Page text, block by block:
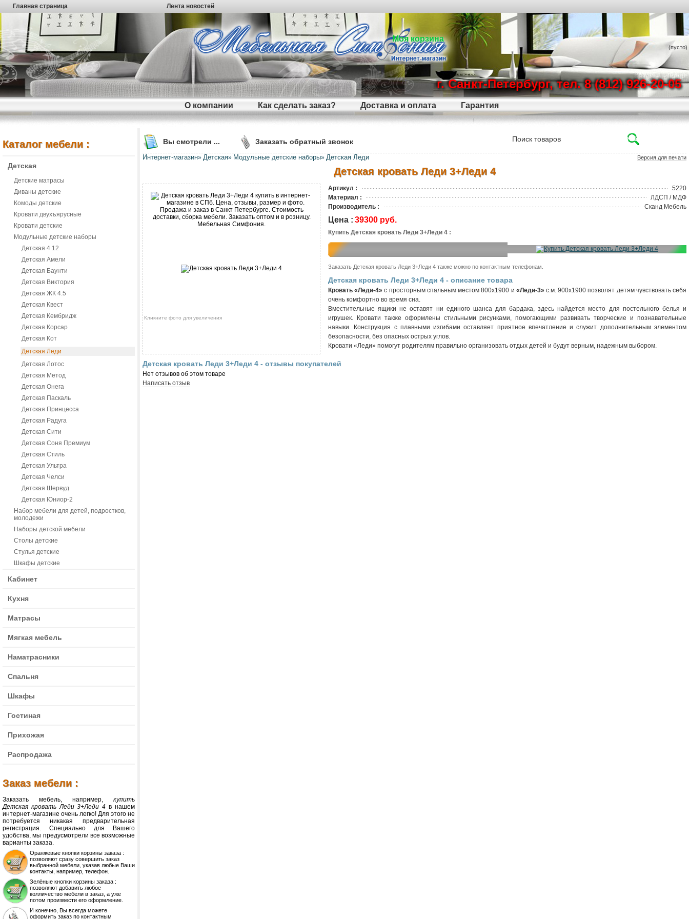
Главная страница Лента новостей
Моя корзина
(пусто)
г. Санкт-Петербург, тел. 8 (812) 926-20-05
О компании Как сделать заказ? Доставка и оплата Гарантия
Каталог мебели :
Детская
Детские матрасы
Диваны детские
Комоды детские
Кровати двухъярусные
Кровати детские
Модульные детские наборы
Детская 4.12
Детская Амели
Детская Баунти
Детская Виктория
Детская ЖК 4.5
Детская Квест
Детская Кембридж
Детская Корсар
Детская Кот
Детская Леди
Детская Лотос
Детская Метод
Детская Онега
Детская Паскаль
Детская Принцесса
Детская Радуга
Детская Сити
Детская Соня Премиум
Детская Стиль
Детская Ультра
Детская Челси
Детская Шервуд
Детская Юниор-2
Набор мебели для детей, подростков,
молодежи
Наборы детской мебели
Столы детские
Стулья детские
Шкафы детские
Кабинет
Кухня
Матрасы
Мягкая мебель
Наматрасники
Спальня
Шкафы
Гостиная
Прихожая
Распродажа
Заказ мебели :
Заказать мебель, например, купить
Детская кровать Леди 3+Леди 4 в нашем
интернет-магазине очень легко! Для этого не
потребуется никакая предварительная
регистрация. Специально для Вашего
удобства, мы предусмотрели все возможные
варианты заказа.
Оранжевые кнопки корзины заказа :
позволяют сразу совершить заказ
выбранной мебели, указав любые Ваши
контакты, например, телефон.
Зелёные кнопки корзины заказа :
позволяют добавить любое
колличество мебели в заказ, а уже
потом произвести его оформление.
И конечно, Вы всегда можете
оформить заказ по контактным
Вы смотрели ... Заказать обратный звонок
Интернет-магазин» Детская» Модульные детские наборы» Детская Леди Версия для печати
Детская кровать Леди 3+Леди 4
Кликните фото для увеличения
Артикул :
5220
Материал :
ЛДСП / МДФ
Производитель :
Сканд Мебель
Цена : 39300 руб.
Купить Детская кровать Леди 3+Леди 4 :
Заказать Детская кровать Леди 3+Леди 4 также можно по контактным телефонам.
Детская кровать Леди 3+Леди 4 - описание товара
Кровать «Леди-4» с просторным спальным местом 800х1900 и «Леди-3» с.м. 900х1900 позволят детям чувствовать себя
очень комфортно во время сна.
Вместительные ящики не оставят ни единого шанса для бардака, здесь найдется место для постельного белья и
игрушек. Кровати также оформлены стильными рисунками, помогающими развивать творческие и познавательные
навыки. Конструкция с плавными изгибами оставляет приятное впечатление и служит дополнительным элементом
безопасности, без опасных острых углов.
Кровати «Леди» помогут родителям правильно организовать отдых детей и будут верным, надежным выбором.
Детская кровать Леди 3+Леди 4 - отзывы покупателей
Нет отзывов об этом товаре
Написать отзыв